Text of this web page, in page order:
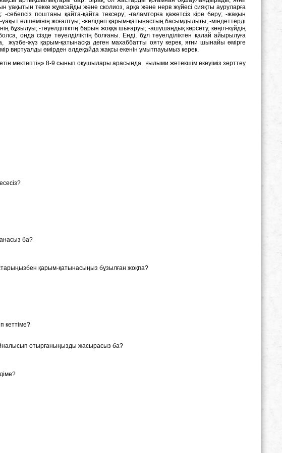
уақытын текке жұмсайды және сколиоз, арқа және нерв жүйесі сияқты ауруларға
-себепсіз поштаны қайта-қайта тексеру; -ғаламторға қажетсіз кіре беру; -жақын
өлшемінің жоғалтуы; -желідегі қарым-қатынастың басымдылығы; -міндеттерді
бұзылуы; -тәуелділіктің барын жоққа шығаруы; -ашушаңдық көрсету, көңіл-күйдің
онда сізде тәуелділіктің болғаны. Енді, бұл тәуелділіктен қалай айырылуға
жүз қарым-қатынасқа деген махаббатты ояту керек, яғни шынайы өмірге
виртуалды өмірден әлдеқайда жақсы екенін ұмытпауымыз керек.
мектептің» 8-9 сынып оқушылары арасында ғылыми жетекшім екеуіміз зерттеу
ба?
қарым-қатынасыңыз бұзылған жоқпа?
кеттіме?
отырғаныңызды жасырасыз ба?